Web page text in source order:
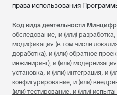
права использования
Код вида деятельности
обследование, и (или)
модификация (в том числе
доработка), и (или) обратное
инжиниринг), и (или)
установка, и (или) интеграция, и
конфигурирование, и (или)
(или) тестирование, и (или)